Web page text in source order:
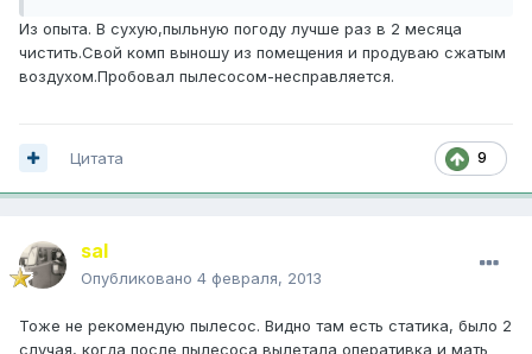
Из опыта. В сухую,пыльную погоду лучше раз в 2 месяца
чистить.Свой комп выношу из помещения и продуваю сжатым
воздухом.Пробовал пылесосом-несправляется.
9
Цитата
saI
Опубликовано 4 февраля, 2013
Тоже не рекомендую пылесос. Видно там есть статика, было 2
случая, когда после пылесоса вылетала оперативка и мать